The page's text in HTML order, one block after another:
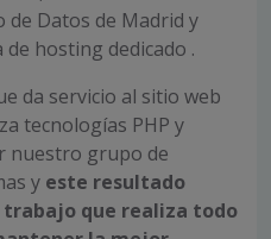
Datos de Madrid y
hosting dedicado .
da servicio al sitio web
tecnologías PHP y
nuestro grupo de
y este resultado
que realiza todo